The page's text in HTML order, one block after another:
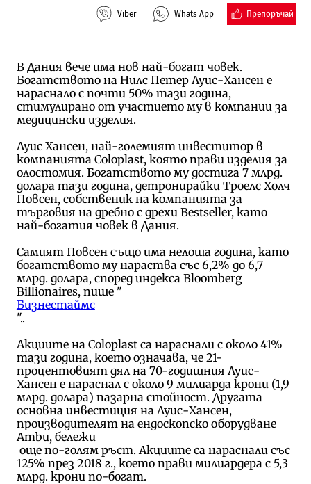
Viber Whats App Препоръчай
В Дания вече има нов най-богат човек.
Богатството на Нилс Петер Луис-Хансен е
нараснало с почти 50% тази година,
стимулирано от участието му в компании за
медицински изделия.
Луис Хансен, най-големият инвеститор в
компанията Coloplast, която прави изделия за
олостомия. Богатството му достига 7 млрд.
долара тази година, детронирайки Троелс Холч
Повсен, собственик на компанията за
търговия на дребно с дрехи Bestseller, като
най-богатия човек в Дания.
Самият Повсен също има нелоша година, като
богатството му нараства със 6,2% до 6,7
млрд. долара, според индекса Bloomberg
Billionaires, пише "
Бизнестаймс
"..
Акциите на Coloplast са нараснали с около 41%
тази година, което означава, че 21-
процентовият дял на 70-годишния Луис-
Хансен е нараснал с около 9 милиарда крони (1,9
млрд. долара) пазарна стойност. Другата
основна инвестиция на Луис-Хансен,
производителят на ендоскопско оборудване
Ambu, бележи
още по-голям ръст. Акциите са нараснали със
125% през 2018 г., което прави милиардера с 5,3
млрд. крони по-богат.